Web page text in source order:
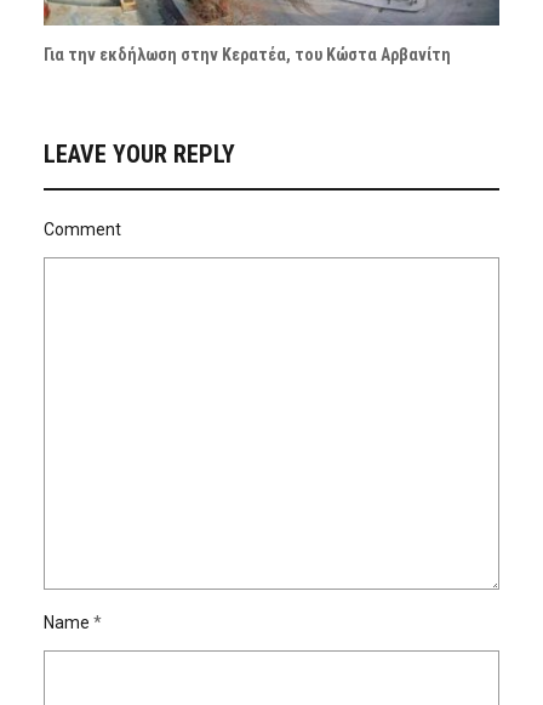
Για την εκδήλωση στην Κερατέα, του Κώστα Αρβανίτη
LEAVE YOUR REPLY
Comment
Name *